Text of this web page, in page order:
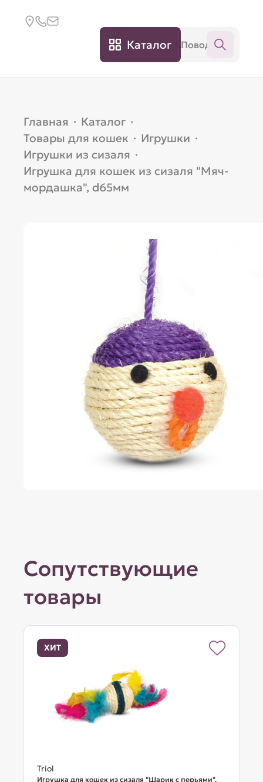
Каталог
Главная · Каталог ·
Товары для кошек · Игрушки ·
Игрушки из сизаля ·
Игрушка для кошек из сизаля "Мяч-
мордашка", d65мм
Сопутствующие
товары
ХИТ
Triol
Игрушка для кошек из сизаля "Шарик с перьями",